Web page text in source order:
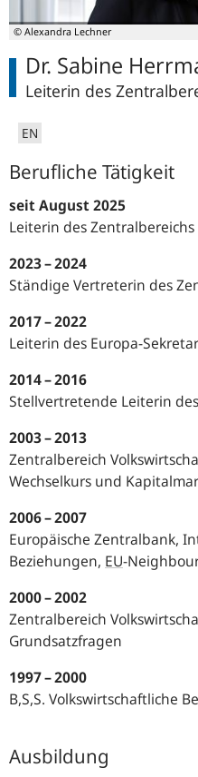
© Alexandra Lechner
Dr. Sabine
Leiterin des
EN
Berufliche Tätigkeit
seit August 2025
Leiterin des Zentralbereichs
2023 – 2024
Ständige Vertreterin des
2017 – 2022
Leiterin des Europa-
2014 – 2016
Stellvertretende Leiterin
2003 – 2013
Zentralbereich
Wechselkurs und
2006 – 2007
Europäische Zentralbank,
Beziehungen, EU-
2000 – 2002
Zentralbereich
Grundsatzfragen
1997 – 2000
B,S,S. Volkswirtschaftliche
Ausbildung